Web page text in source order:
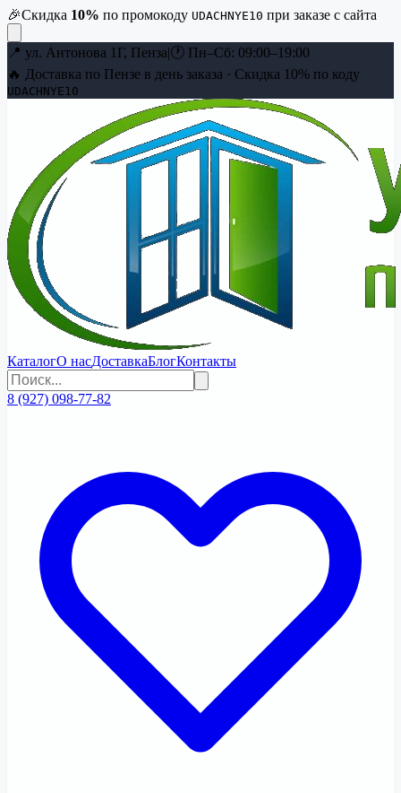
🎉Скидка 10% по промокоду UDACHNYE10 при заказе с сайта
📍 ул. Антонова 1Г, Пенза|🕐 Пн–Сб: 09:00–19:00
🔥 Доставка по Пензе в день заказа · Скидка 10% по коду
UDACHNYE10
КаталогО насДоставкаБлогКонтакты
8 (927) 098-77-82